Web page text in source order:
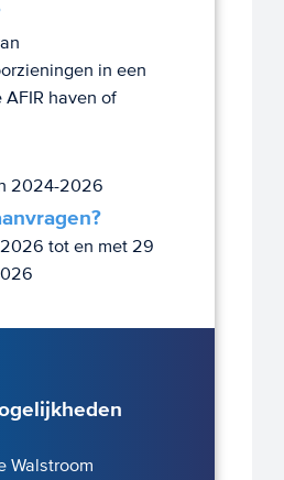
in een
haven of
2024-2026
tot en met 29
Walstroom